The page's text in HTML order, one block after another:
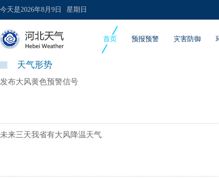
今天是2026年8月9日 星期日
首页 预报预警 灾害防御
天气形势
发布大风黄色预警信号
未来三天我省有大风降温天气